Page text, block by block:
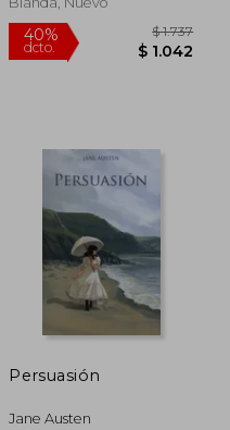
50%
dcto.
Persuasión
Jane Austen